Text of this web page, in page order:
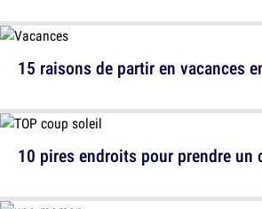
15 raisons de partir en vacances
10 pires endroits pour prendre un